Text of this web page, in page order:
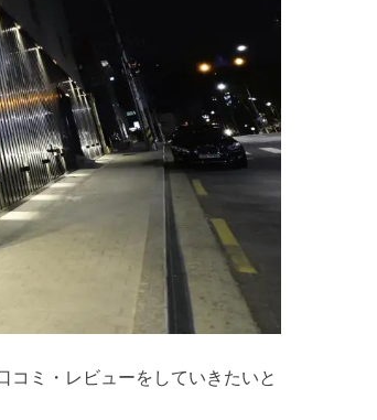
コミ・レビューをしていきたいと